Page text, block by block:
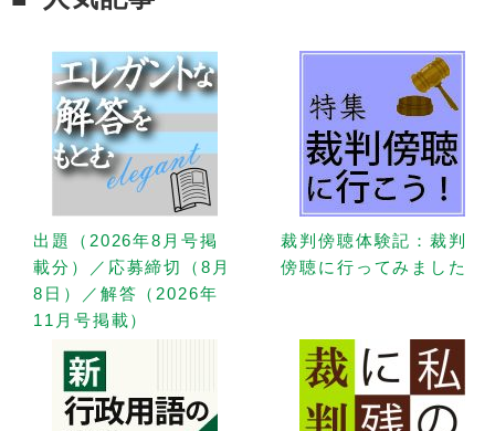
出題（2026年8月号掲
載分）／応募締切（8月
8日）／解答（2026年
11月号掲載）
裁判傍聴体験記：裁判
傍聴に行ってみました